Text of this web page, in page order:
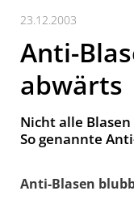
23.12.2003
Anti-
abwärts
Nicht alle
So genannte
Anti-Blasen